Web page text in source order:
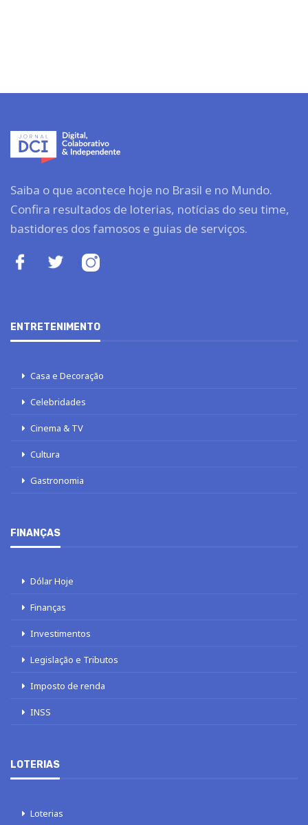
Saiba o que acontece hoje no Brasil e no Mundo.
Confira resultados de loterias, notícias do seu time,
bastidores dos famosos e guias de serviços.
ENTRETENIMENTO
Casa e Decoração
Celebridades
Cinema & TV
Cultura
Gastronomia
FINANÇAS
Dólar Hoje
Finanças
Investimentos
Legislação e Tributos
Imposto de renda
INSS
LOTERIAS
Loterias